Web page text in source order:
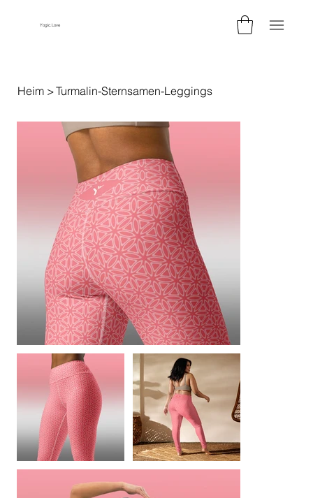
Yogic.Love
Heim >Turmalin-Sternsamen-Leggings